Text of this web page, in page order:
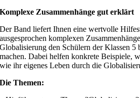
Komplexe Zusammenhänge gut erklärt
Der Band liefert Ihnen eine wertvolle
ausgesprochen komplexen
Globalisierung den Schülern der Klassen 5
machen. Dabei helfen konkrete Beispiele,
wie ihr eigenes Leben durch die
Die Themen: